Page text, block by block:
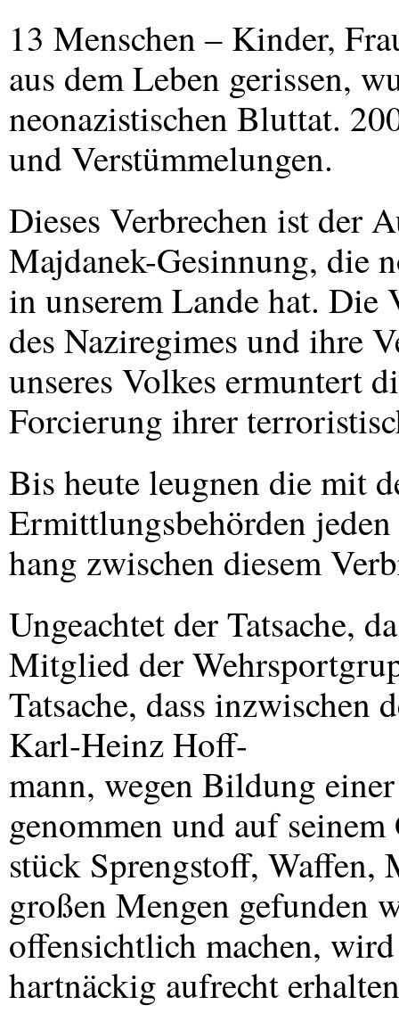
13 Menschen – Kinder,
aus dem Leben gerissen,
neonazistischen Bluttat.
und Verstümmelungen.
Dieses Verbrechen ist der
Majdanek-Gesinnung, die
in unserem Lande hat. Die
des Naziregimes und ihre
unseres Volkes ermuntert
Forcierung ihrer
Bis heute leugnen die mit
Ermittlungsbehörden
hang zwischen diesem
Ungeachtet der Tatsache,
Mitglied der
Tatsache, dass inzwischen
Karl-Heinz Hoff-
mann, wegen Bildung
genommen und auf
stück Sprengstoff,
großen Mengen gefunden
offensichtlich machen,
hartnäckig aufrecht